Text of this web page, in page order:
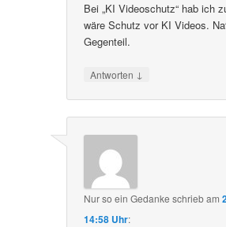
Bei „KI Videoschutz“ hab ich
wäre Schutz vor KI Videos.
Gegenteil.
Antworten ↓
Nur so ein Gedanke schriebam
14:58 Uhr: